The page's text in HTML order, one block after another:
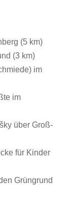
(5 km)
(3 km)
im
im
über Groß-
für Kinder
Grüngrund